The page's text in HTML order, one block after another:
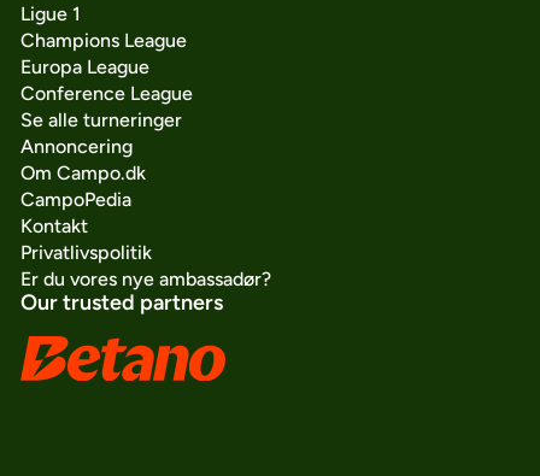
Ligue 1
Champions League
Europa League
Conference League
Se alle turneringer
Annoncering
Om Campo.dk
CampoPedia
Kontakt
Privatlivspolitik
Er du vores nye ambassadør?
Our trusted partners